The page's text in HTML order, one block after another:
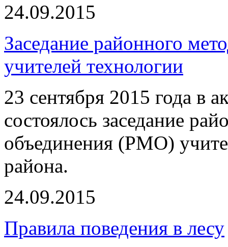
24.09.2015
Заседание районного
учителей технологии
23 сентября 2015 года в
состоялось заседание
объединения (РМО)
района.
24.09.2015
Правила поведения в лесу